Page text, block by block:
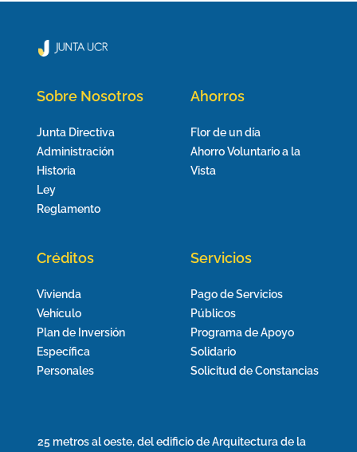
Sobre Nosotros
Junta Directiva
Administración
Historia
Ley
Reglamento
Ahorros
Flor de un día
Ahorro Voluntario a la
Vista
Créditos
Vivienda
Vehículo
Plan de Inversión
Específica
Personales
Servicios
Pago de Servicios
Públicos
Programa de Apoyo
Solidario
Solicitud de Constancias
25 metros al oeste, del edificio de Arquitectura de la